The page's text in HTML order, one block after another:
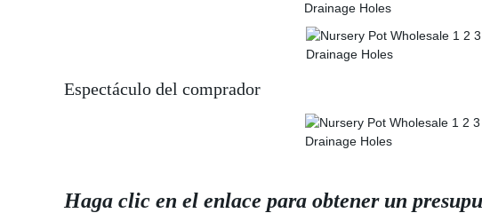
Espectáculo del comprador
Haga clic en el enlace para obtener un